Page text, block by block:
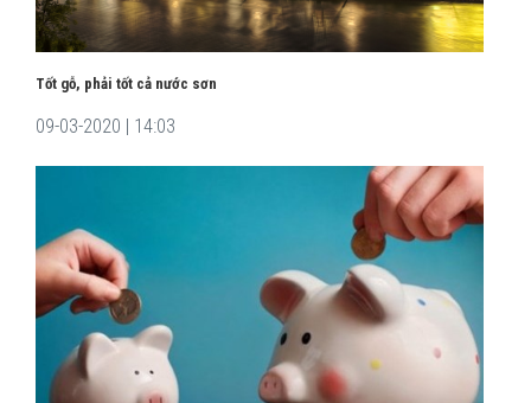
Tốt gỗ, phải tốt cả nước sơn
09-03-2020 | 14:03